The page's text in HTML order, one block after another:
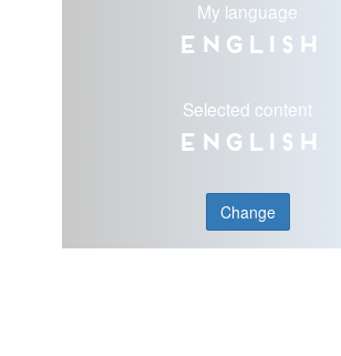
My language
English
Selected content
English
Change